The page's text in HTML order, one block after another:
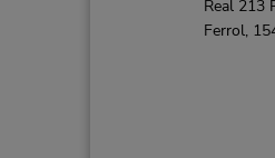
Real 213
Ferrol,